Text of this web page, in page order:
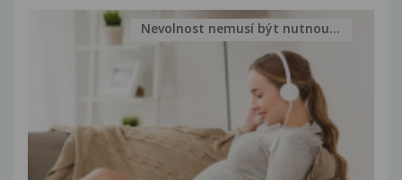
Nevolnost nemusí být nutnou...